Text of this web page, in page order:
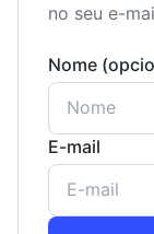
no seu e-
Nome
E-mail